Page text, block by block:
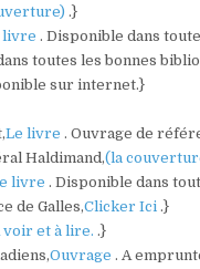
.}
livre . Disponible dans
toutes les bonnes
sur internet.}
Le livre . Ouvrage de
Haldimand,(la
livre . Disponible dans
de Galles,Clicker Ici .}
voir et à lire. .}
Ouvrage . A